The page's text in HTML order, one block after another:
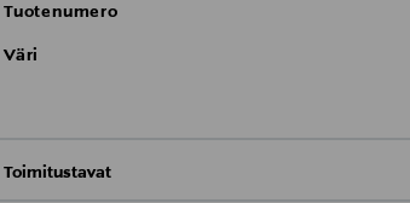
kääntyvät ja ne voidaan halutessaan lukita
Tuotenumero
Väri
Toimitustavat